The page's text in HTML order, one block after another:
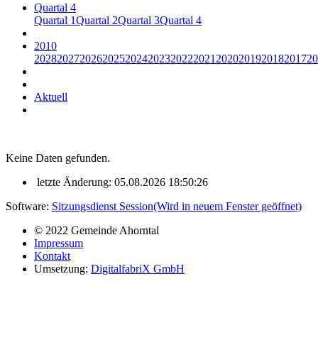
Quartal 4
Quartal 1Quartal 2Quartal 3Quartal 4
2010
20282027202620252024202320222021 2020201920182017
Aktuell
Keine Daten gefunden.
letzte Änderung: 05.08.2026 18:50:26
Software: Sitzungsdienst Session(Wird in neuem Fenster geöffnet)
© 2022 Gemeinde Ahorntal
Impressum
Kontakt
Umsetzung: DigitalfabriX GmbH